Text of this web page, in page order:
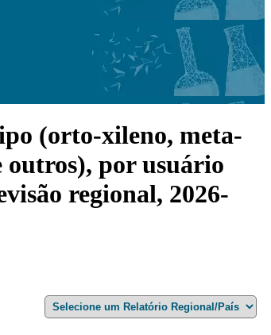
(orto-xileno, meta-
outros), por usuário
regional, 2026-